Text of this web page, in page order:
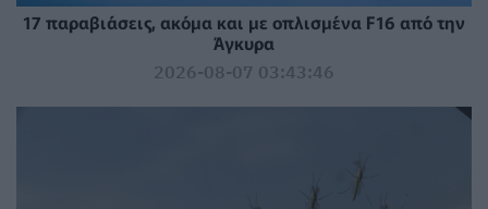
17 παραβιάσεις, ακόμα και με οπλισμένα F16 από την
Άγκυρα
2026-08-07 03:43:46